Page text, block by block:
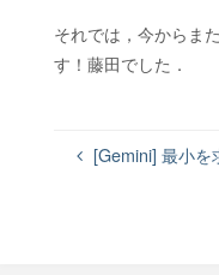
それでは，今からま
す！藤田でした．
[Gemini] 最小を